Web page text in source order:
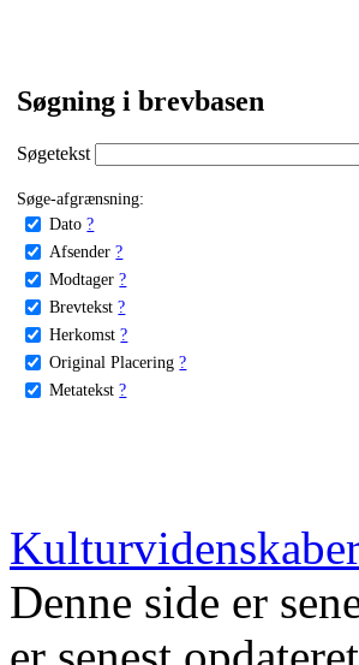
Søgning i brevbasen
Søgetekst
Søge-afgrænsning:
Dato ?
Afsender ?
Modtager ?
Brevtekst ?
Herkomst ?
Original Placering ?
Metatekst ?
Denne side er